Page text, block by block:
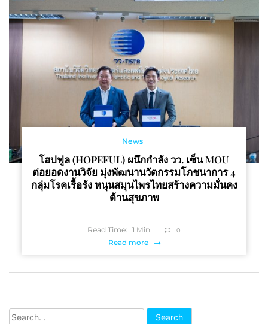
Search
News
โฮปฟูล (HOPEFUL) ผนึกกำลัง วว. เซ็น MOU
ต่อยอดงานวิจัย มุ่งพัฒนานวัตกรรมโภชนาการ 4
กลุ่มโรคเรื้อรัง หนุนสมุนไพรไทยสร้างความมั่นคง
ด้านสุขภาพ
Read Time: 1 Min 0
Read more